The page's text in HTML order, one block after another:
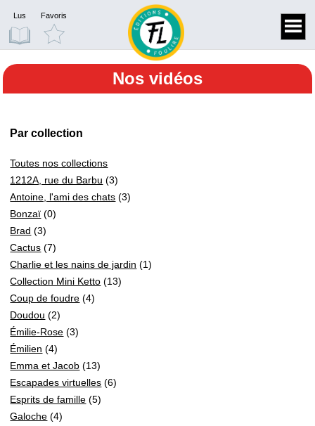
Lus Favoris
Nos vidéos
Par collection
Toutes nos collections
1212A, rue du Barbu (3)
Antoine, l'ami des chats (3)
Bonzaï (0)
Brad (3)
Cactus (7)
Charlie et les nains de jardin (1)
Collection Mini Ketto (13)
Coup de foudre (4)
Doudou (2)
Émilie-Rose (3)
Émilien (4)
Emma et Jacob (13)
Escapades virtuelles (6)
Esprits de famille (5)
Galoche (4)